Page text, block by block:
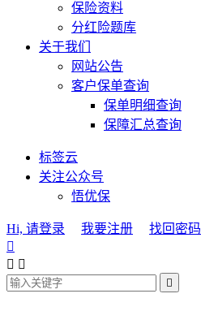
保险资料
分红险题库
关于我们
网站公告
客户保单查询
保单明细查询
保障汇总查询
标签云
关注公众号
悟优保
Hi, 请登录 我要注册
找回密码

 
